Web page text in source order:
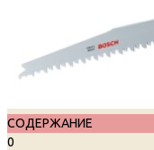
СОДЕРЖАНИЕ
0